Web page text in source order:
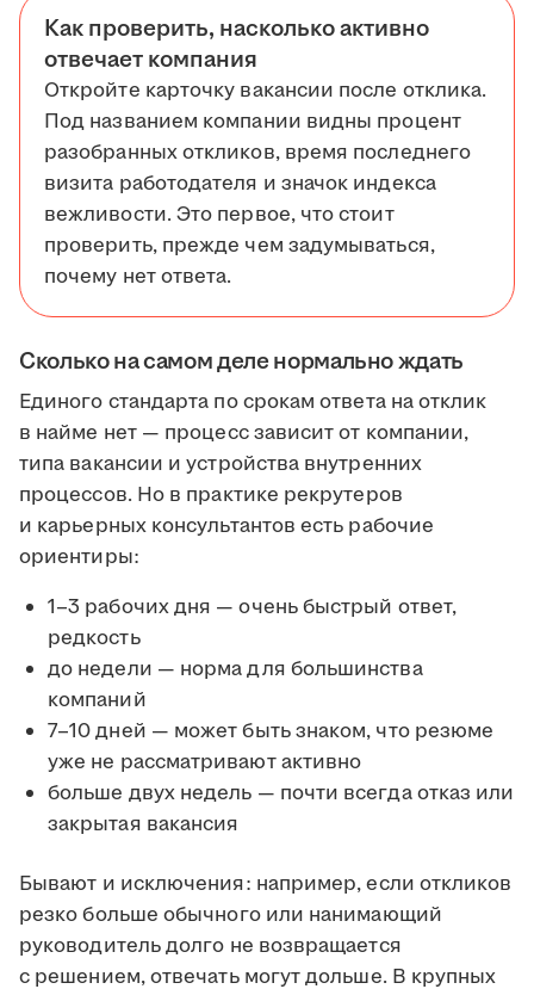
Как проверить, насколько активно
отвечает компания
Откройте карточку вакансии после отклика.
Под названием компании видны процент
разобранных откликов, время последнего
визита работодателя и значок индекса
вежливости. Это первое, что стоит
проверить, прежде чем задумываться,
почему нет ответа.
Сколько на самом деле нормально ждать
Единого стандарта по срокам ответа на отклик
в найме нет — процесс зависит от компании,
типа вакансии и устройства внутренних
процессов. Но в практике рекрутеров
и карьерных консультантов есть рабочие
ориентиры:
1–3 рабочих дня — очень быстрый ответ,
редкость
до недели — норма для большинства
компаний
7–10 дней — может быть знаком, что резюме
уже не рассматривают активно
больше двух недель — почти всегда отказ или
закрытая вакансия
Бывают и исключения: например, если откликов
резко больше обычного или нанимающий
руководитель долго не возвращается
с решением, отвечать могут дольше. В крупных